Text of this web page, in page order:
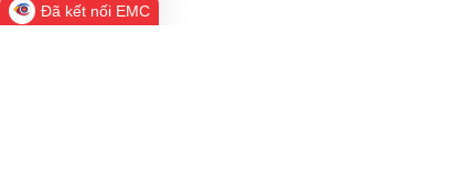
Đã kết nối EMC